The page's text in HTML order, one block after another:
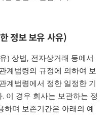
정보 보유 사유)
) 상법, 전자상거래 등에서
계법령의 규정에 의하여 보
계법령에서 정한 일정한 기
이 경우 회사는 보관하는 정
하며 보존기간은 아래의 예